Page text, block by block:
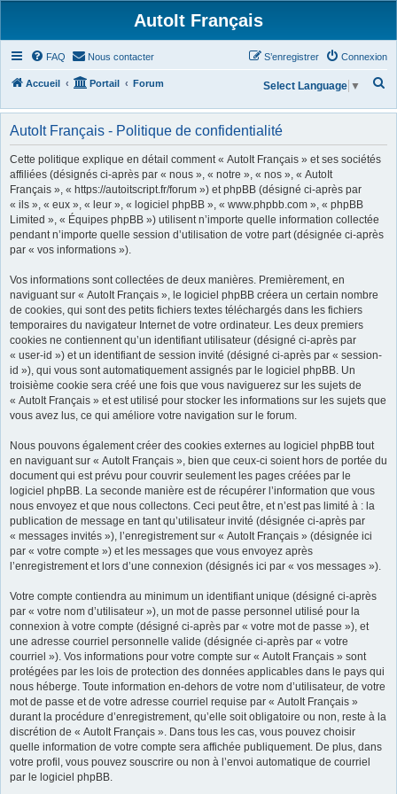
AutoIt Français
FAQ Nous contacter Connexion
S’enregistrer
Accueil Portail Forum
h
Select Language ▼
AutoIt Français - Politique de confidentialité
Cette politique explique en détail comment « AutoIt Français » et ses sociétés
affiliées (désignés ci-après par « nous », « notre », « nos », « AutoIt
Français », « https://autoitscript.fr/forum ») et phpBB (désigné ci-après par
« ils », « eux », « leur », « logiciel phpBB », « www.phpbb.com », « phpBB
Limited », « Équipes phpBB ») utilisent n’importe quelle information collectée
pendant n’importe quelle session d’utilisation de votre part (désignée ci-après
par « vos informations »).
Vos informations sont collectées de deux manières. Premièrement, en
naviguant sur « AutoIt Français », le logiciel phpBB créera un certain nombre
de cookies, qui sont des petits fichiers textes téléchargés dans les fichiers
temporaires du navigateur Internet de votre ordinateur. Les deux premiers
cookies ne contiennent qu’un identifiant utilisateur (désigné ci-après par
« user-id ») et un identifiant de session invité (désigné ci-après par « session-
id »), qui vous sont automatiquement assignés par le logiciel phpBB. Un
troisième cookie sera créé une fois que vous naviguerez sur les sujets de
« AutoIt Français » et est utilisé pour stocker les informations sur les sujets que
vous avez lus, ce qui améliore votre navigation sur le forum.
Nous pouvons également créer des cookies externes au logiciel phpBB tout
en naviguant sur « AutoIt Français », bien que ceux-ci soient hors de portée du
document qui est prévu pour couvrir seulement les pages créées par le
logiciel phpBB. La seconde manière est de récupérer l’information que vous
nous envoyez et que nous collectons. Ceci peut être, et n’est pas limité à : la
publication de message en tant qu’utilisateur invité (désignée ci-après par
« messages invités »), l’enregistrement sur « AutoIt Français » (désignée ici
par « votre compte ») et les messages que vous envoyez après
l’enregistrement et lors d’une connexion (désignés ici par « vos messages »).
Votre compte contiendra au minimum un identifiant unique (désigné ci-après
par « votre nom d’utilisateur »), un mot de passe personnel utilisé pour la
connexion à votre compte (désigné ci-après par « votre mot de passe »), et
une adresse courriel personnelle valide (désignée ci-après par « votre
courriel »). Vos informations pour votre compte sur « AutoIt Français » sont
protégées par les lois de protection des données applicables dans le pays qui
nous héberge. Toute information en-dehors de votre nom d’utilisateur, de votre
mot de passe et de votre adresse courriel requise par « AutoIt Français »
durant la procédure d’enregistrement, qu’elle soit obligatoire ou non, reste à la
discrétion de « AutoIt Français ». Dans tous les cas, vous pouvez choisir
quelle information de votre compte sera affichée publiquement. De plus, dans
votre profil, vous pouvez souscrire ou non à l’envoi automatique de courriel
par le logiciel phpBB.